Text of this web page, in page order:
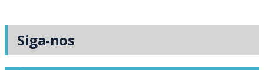
Siga-nos